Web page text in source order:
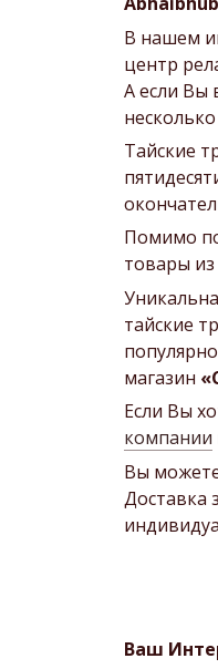
В нашем
центр
А если Вы
Тайские
Помимо
товары
тайские
магазин
Если Вы
компании
Вы
Доставка
Ваш